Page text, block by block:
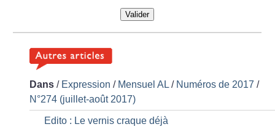
Valider
Dans / Expression / Mensuel AL / Numéros de 2017 /
N°274 (juillet-août 2017)
Edito : Le vernis craque déjà